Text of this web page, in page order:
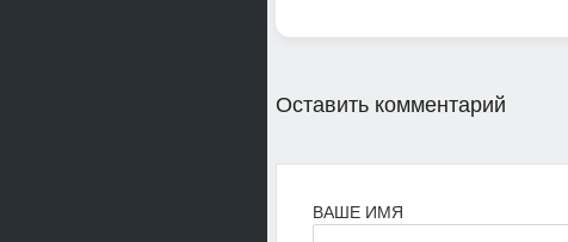
Оставить комментарий
ВАШЕ ИМЯ